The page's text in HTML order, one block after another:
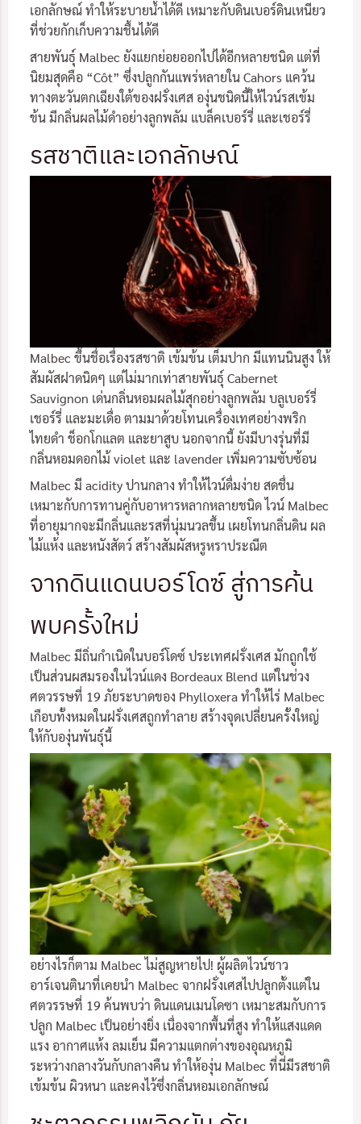
เอกลักษณ์ ทำให้ระบายน้ำได้ดี เหมาะกับดินเบอร์ดินเหนียว
ที่ช่วยกักเก็บความชื้นได้ดี
สายพันธุ์ Malbec ยังแยกย่อยออกไปได้อีกหลายชนิด แต่ที่
นิยมสุดคือ “Côt” ซึ่งปลูกกันแพร่หลายใน Cahors แคว้น
ทางตะวันตกเฉียงใต้ของฝรั่งเศส องุ่นชนิดนี้ให้ไวน์รสเข้ม
ข้น มีกลิ่นผลไม้ดำอย่างลูกพลัม แบล็คเบอร์รี่ และเชอร์รี่
รสชาติและเอกลักษณ์
Malbec ขึ้นชื่อเรื่องรสชาติ เข้มข้น เต็มปาก มีแทนนินสูง ให้
สัมผัสฝาดนิดๆ แต่ไม่มากเท่าสายพันธุ์ Cabernet
Sauvignon เด่นกลิ่นหอมผลไม้สุกอย่างลูกพลัม บลูเบอร์รี่
เชอร์รี่ และมะเดื่อ ตามมาด้วยโทนเครื่องเทศอย่างพริก
ไทยดำ ช็อกโกแลต และยาสูบ นอกจากนี้ ยังมีบางรุ่นที่มี
กลิ่นหอมดอกไม้ violet และ lavender เพิ่มความซับซ้อน
Malbec มี acidity ปานกลาง ทำให้ไวน์ดื่มง่าย สดชื่น
เหมาะกับการทานคู่กับอาหารหลากหลายชนิด ไวน์ Malbec
ที่อายุมากจะมีกลิ่นและรสที่นุ่มนวลขึ้น เผยโทนกลิ่นดิน ผล
ไม้แห้ง และหนังสัตว์ สร้างสัมผัสหรูหราประณีต
จากดินแดนบอร์โดซ์ สู่การค้น
พบครั้งใหม่
Malbec มีถิ่นกำเนิดในบอร์โดซ์ ประเทศฝรั่งเศส มักถูกใช้
เป็นส่วนผสมรองในไวน์แดง Bordeaux Blend แต่ในช่วง
ศตวรรษที่ 19 ภัยระบาดของ Phylloxera ทำให้ไร่ Malbec
เกือบทั้งหมดในฝรั่งเศสถูกทำลาย สร้างจุดเปลี่ยนครั้งใหญ่
ให้กับองุ่นพันธุ์นี้
อย่างไรก็ตาม Malbec ไม่สูญหายไป! ผู้ผลิตไวน์ชาว
อาร์เจนตินาที่เคยนำ Malbec จากฝรั่งเศสไปปลูกตั้งแต่ใน
ศตวรรษที่ 19 ค้นพบว่า ดินแดนเมนโดซา เหมาะสมกับการ
ปลูก Malbec เป็นอย่างยิ่ง เนื่องจากพื้นที่สูง ทำให้แสงแดด
แรง อากาศแห้ง ลมเย็น มีความแตกต่างของอุณหภูมิ
ระหว่างกลางวันกับกลางคืน ทำให้องุ่น Malbec ที่นี่มีรสชาติ
เข้มข้น ผิวหนา และคงไว้ซึ่งกลิ่นหอมเอกลักษณ์